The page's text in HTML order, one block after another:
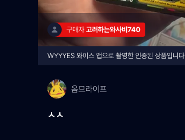
구매자 고려하는와사비740
WYYYES 와이스 앱으로 촬영한 인증된 상품입니다
옴므라이프
ㅅㅅ